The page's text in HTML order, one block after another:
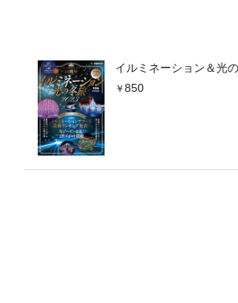
イルミネーション＆光
850